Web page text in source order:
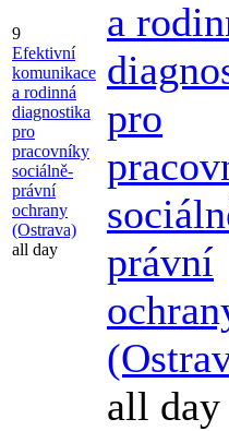
9
Efektivní
komunikace
a rodinná
diagnostika
pro
pracovníky
sociálně-
právní
ochrany
(Ostrava)
all day
a
pro
právní
all day